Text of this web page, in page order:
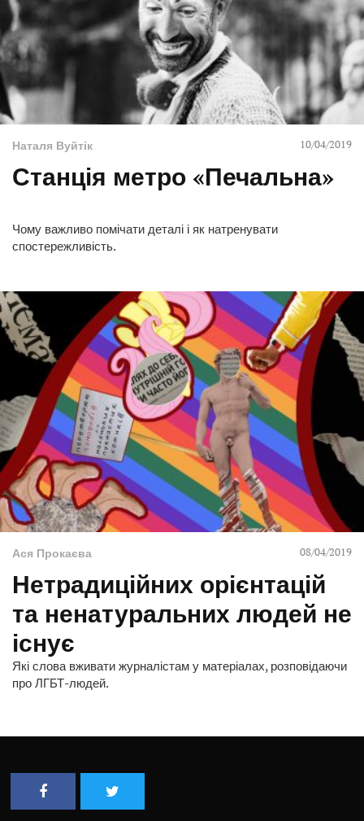
Наталя Вуйтік 10/04/2019
Станція метро «Печальна»
Чому важливо помічати деталі і як натренувати
спостережливість.
Ася Прокаєва 08/04/2019
Нетрадиційних орієнтацій
та ненатуральних людей не
існує
Які слова вживати журналістам у матеріалах, розповідаючи
про ЛГБТ-людей.